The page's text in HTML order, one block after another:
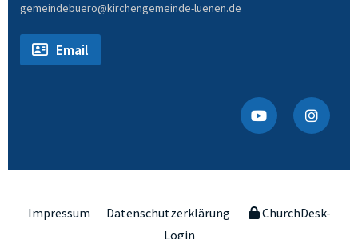
gemeindebuero@kirchengemeinde-luenen.de
Email
Impressum Datenschutzerklärung
ChurchDesk-
Login